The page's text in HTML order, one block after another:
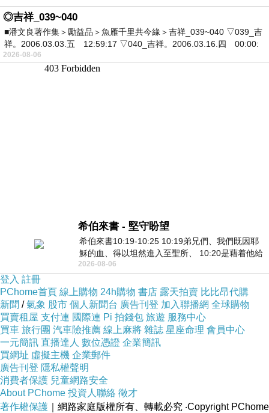
◎吉祥_039~040
■潘文良著作集＞勵益品＞魚雁千里共今緣＞吉祥_039~040 ▽039_吉
祥。2006.03.03.五 12:59:17 ▽040_吉祥。2006.03.16.四 00:00:
2026-08-06
希伯來書 - 堅守盼望
希伯來書10:19-10:25 10:19弟兄們、我們既因耶
穌的血、得以坦然進入至聖所、 10:20是藉着他給
我們開了一條又新又活的路從幔子經過
2026-08-06
登入 註冊
PChome首頁 線上購物 24h購物 書店 露天拍賣 比比昂代購
新聞 / 氣象 股市 個人新聞台 廣告刊登 加入聯播網 全球購物
買賣租屋 支付連 國際連 Pi 拍錢包 旅遊 服務中心
買車 旅行團 汽車險推薦 線上麻將 雜誌 星座命理 會員中心
一元簡訊 直播達人 數位憑證 企業簡訊
買網址 虛擬主機 企業郵件
廣告刊登 隱私權聲明
消費者保護 兒童網路安全
About PChome 投資人聯絡 徵才
著作權保護 ｜網路家庭版權所有、轉載必究 ‧Copyright PChome